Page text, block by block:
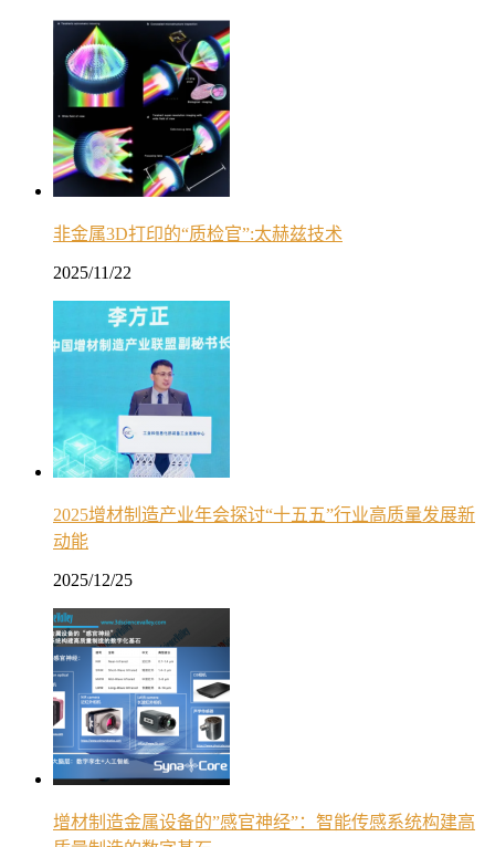
非金属3D打印的“质检官”:太赫兹技术
2025/11/22
2025增材制造产业年会探讨“十五五”行业高质量发展新
动能
2025/12/25
增材制造金属设备的”感官神经”：智能传感系统构建高